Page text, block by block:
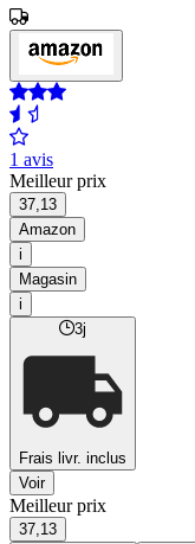
1 avis
Meilleur prix
37,13
Amazon
i
Magasin
i
3j
Frais livr. inclus
Voir
Meilleur prix
37,13